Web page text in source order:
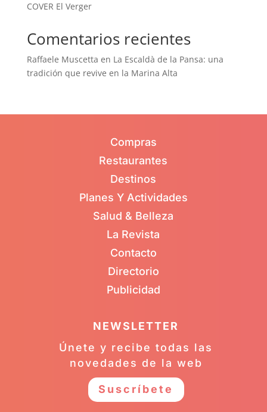
COVER El Verger
Comentarios recientes
Raffaele Muscetta en La Escaldà de la Pansa: una
tradición que revive en la Marina Alta
Compras
Restaurantes
Destinos
Planes Y Actividades
Salud & Belleza
La Revista
Contacto
Directorio
Publicidad
NEWSLETTER
Únete y recibe todas las
novedades de la web
Suscríbete